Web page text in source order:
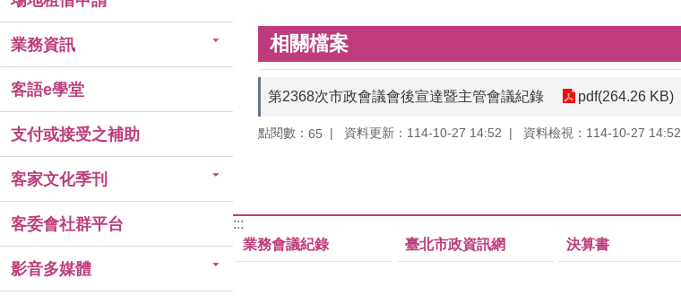
業務資訊
客語e學堂
支付或接受之補助
客家文化季刊
客委會社群平台
影音多媒體
相關檔案
第2368次市政會議會後宣達暨主管會議紀錄 pdf(264.26 KB)
點閱數： 65 資料更新：114-10-27 14:52 資料檢視：114-10-27 14:52
:::
業務會議紀錄
臺北市政資訊網 決算書